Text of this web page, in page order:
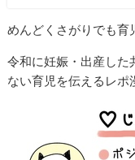
めんどくさがりでも育
令和に妊娠・出産した
ない育児を伝えるレポ